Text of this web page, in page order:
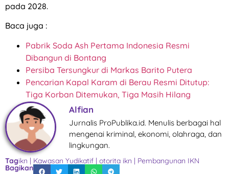
pada 2028.
Baca juga :
Pabrik Soda Ash Pertama Indonesia Resmi
Dibangun di Bontang
Persiba Tersungkur di Markas Barito Putera
Pencarian Kapal Karam di Berau Resmi Ditutup:
Tiga Korban Ditemukan, Tiga Masih Hilang
Alfian
Jurnalis ProPublika.id. Menulis berbagai hal
mengenai kriminal, ekonomi, olahraga, dan
lingkungan.
Tagikn | Kawasan Yudikatif | otorita ikn | Pembangunan IKN
Bagikan